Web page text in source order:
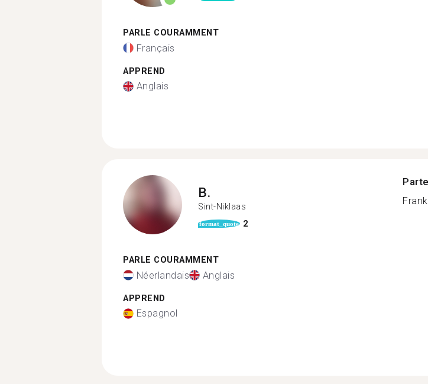
PARLE COURAMMENT
Français
APPREND
Anglais
B.
Sint-Niklaas
format_quote 2
PARLE COURAMMENT
Néerlandais Anglais
APPREND
Espagnol